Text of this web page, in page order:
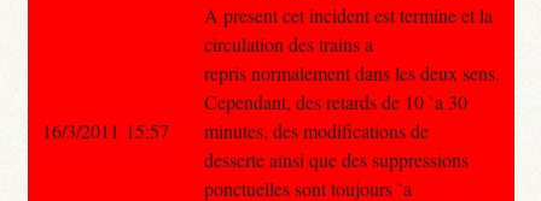
A present cet incident est termine et la
circulation des trains a
repris normalement dans les deux sens.
Cependant, des retards de 10 `a 30
minutes, des modifications de
desserte ainsi que des suppressions
ponctuelles sont toujours `a
16/3/2011 15:57